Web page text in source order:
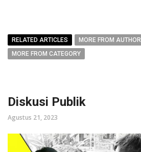
RELATED ARTICLES
MORE FROM AUTHOR
MORE FROM CATEGORY
Diskusi Publik
Agustus 21, 2023